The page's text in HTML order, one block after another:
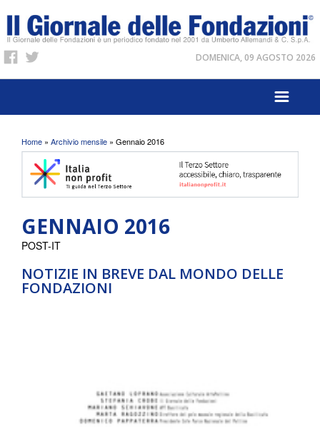
DOMENICA, 09 AGOSTO 2026
Tu sei qui
Home » Archivio mensile » Gennaio 2016
GENNAIO 2016
NOTIZIE IN BREVE DAL MONDO DELLE
FONDAZIONI
POST-IT